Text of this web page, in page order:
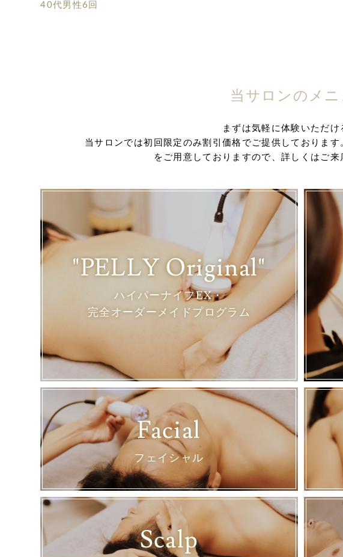
40代男性6回
当サロンのメニ
まずは気軽に体験いただけ
当サロンでは初回限定のみ割引価格でご提供しておりま
をご用意しておりますので、詳しくはご来
"PELLY Original"
ハイパーナイフEX・
完全オーダーメイドプログラム
Facial
フェイシャル
Scalp